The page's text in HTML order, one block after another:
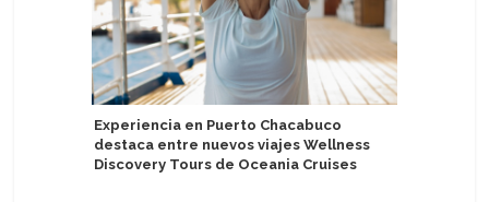
Experiencia en Puerto Chacabuco
destaca entre nuevos viajes Wellness
Discovery Tours de Oceania Cruises